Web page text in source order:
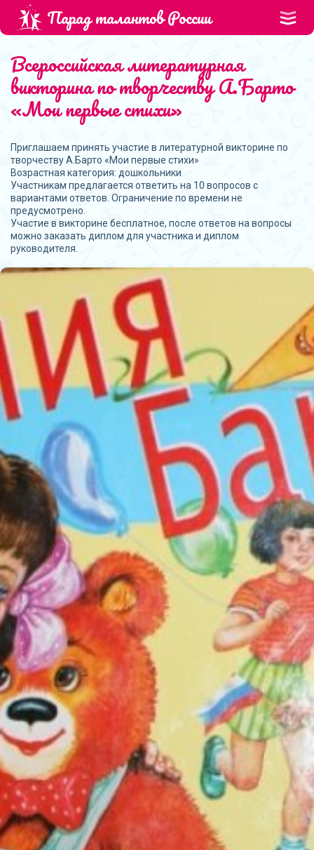
Парад талантов России
Всероссийская литературная
викторина по творчеству А.Барто
«Мои первые стихи»
Приглашаем принять участие в литературной викторине по
творчеству А.Барто «Мои первые стихи»
Возрастная категория: дошкольники
Участникам предлагается ответить на 10 вопросов с
вариантами ответов. Ограничение по времени не
предусмотрено.
Участие в викторине бесплатное, после ответов на вопросы
можно заказать диплом для участника и диплом
руководителя.